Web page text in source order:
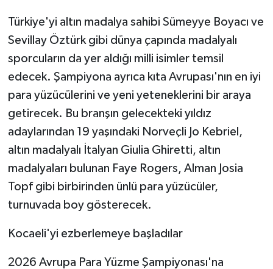
Türkiye'yi altın madalya sahibi Sümeyye Boyacı ve
Sevillay Öztürk gibi dünya çapında madalyalı
sporcuların da yer aldığı milli isimler temsil
edecek. Şampiyona ayrıca kıta Avrupası'nın en iyi
para yüzücülerini ve yeni yeteneklerini bir araya
getirecek. Bu branşın gelecekteki yıldız
adaylarından 19 yaşındaki Norveçli Jo Kebriel,
altın madalyalı İtalyan Giulia Ghiretti, altın
madalyaları bulunan Faye Rogers, Alman Josia
Topf gibi birbirinden ünlü para yüzücüler,
turnuvada boy gösterecek.
Kocaeli'yi ezberlemeye başladılar
2026 Avrupa Para Yüzme Şampiyonası'na
TEKNOLOJİ
ÜLKE GÜNDEMİ
YAŞAM
YEREL
Yerel Haberler